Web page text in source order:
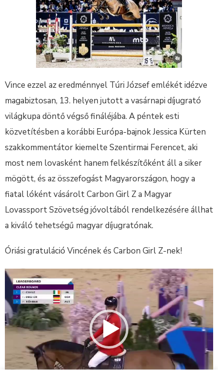
Vince ezzel az eredménnyel Túri József emlékét idézve
magabiztosan, 13. helyen jutott a vasárnapi díjugrató
világkupa döntő végső fináléjába. A péntek esti
közvetítésben a korábbi Európa-bajnok Jessica Kürten
szakkommentátor kiemelte Szentirmai Ferencet, aki
most nem lovasként hanem felkészítőként áll a siker
mögött, és az összefogást Magyarországon, hogy a
fiatal lóként vásárolt Carbon Girl Z a Magyar
Lovassport Szövetség jóvoltából rendelkezésére állhat
a kiváló tehetségű magyar díjugratónak.
Óriási gratuláció Vincének és Carbon Girl Z-nek!
Videólejátszó